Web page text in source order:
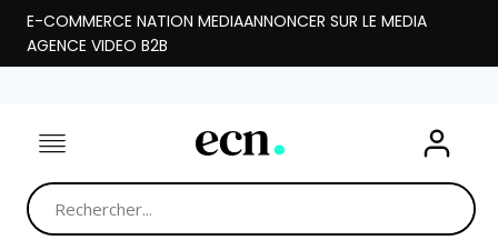
Aller
contenu
E-COMMERCE NATION MEDIAANNONCER SUR LE MEDIA
AGENCE VIDEO B2B